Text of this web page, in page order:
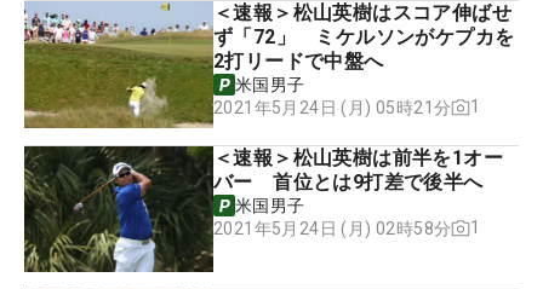
＜速報＞松山英樹はスコア伸ばせ
ず「72」 ミケルソンがケプカを
2打リードで中盤へ
米国男子
2021年5月24日 (月) 05時21分
1
＜速報＞松山英樹は前半を1オー
バー 首位とは9打差で後半へ
米国男子
2021年5月24日 (月) 02時58分
1